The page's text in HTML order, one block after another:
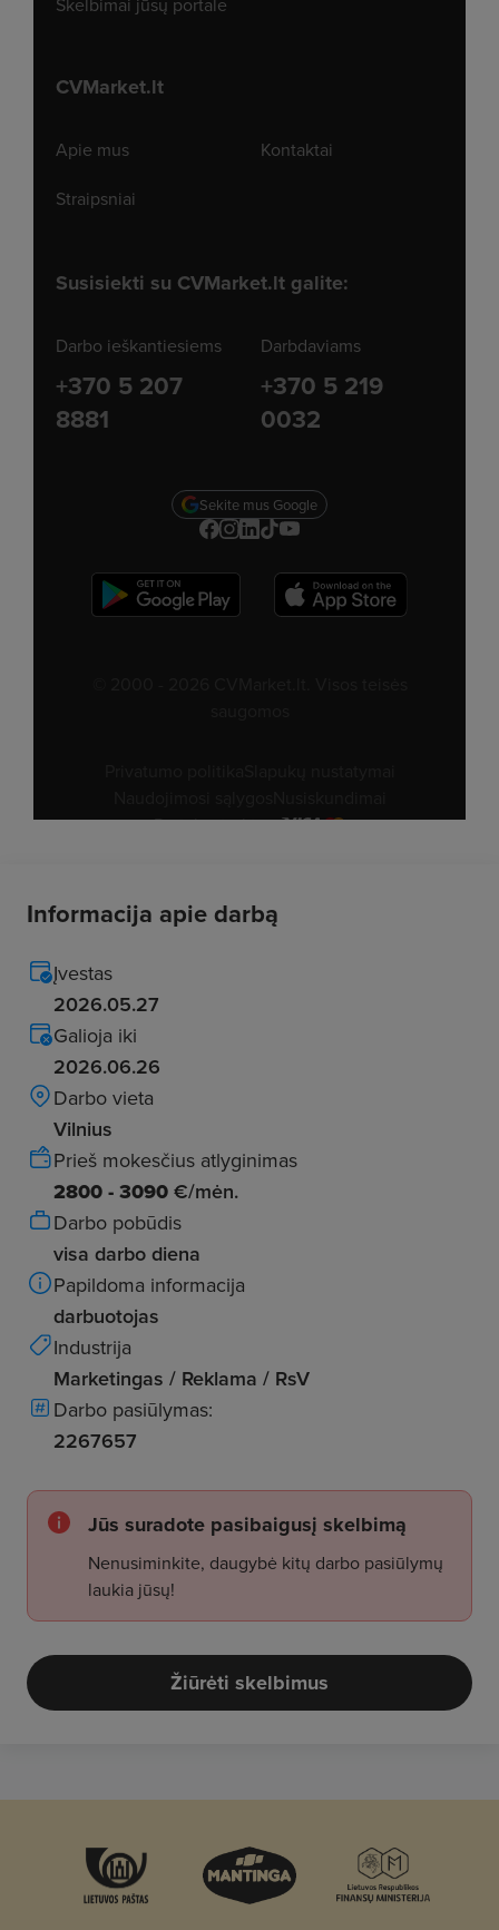
Informacija apie darbą
Įvestas
2026.05.27
Galioja iki
2026.06.26
Darbo vieta
Vilnius
Prieš mokesčius atlyginimas
2800 - 3090 €/mėn.
Darbo pobūdis
visa darbo diena
Papildoma informacija
darbuotojas
Industrija
Marketingas / Reklama / RsV
Darbo pasiūlymas:
2267657
Jūs suradote pasibaigusį skelbimą
Nenusiminkite, daugybė kitų darbo pasiūlymų
laukia jūsų!
Žiūrėti skelbimus